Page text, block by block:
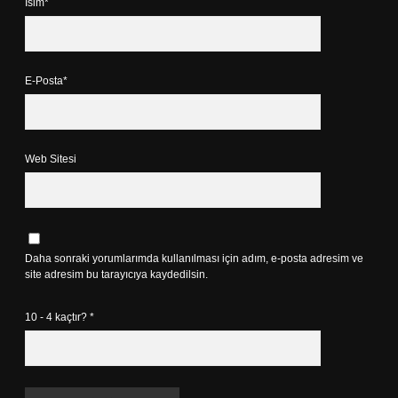
İsim*
E-Posta*
Web Sitesi
Daha sonraki yorumlarımda kullanılması için adım, e-posta adresim ve
site adresim bu tarayıcıya kaydedilsin.
10 - 4 kaçtır? *